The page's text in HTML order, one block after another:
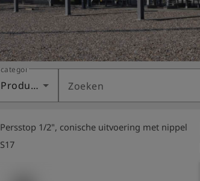
categorie
Producten Zoeken
Persstop 1/2", conische uitvoering met nippel
S17